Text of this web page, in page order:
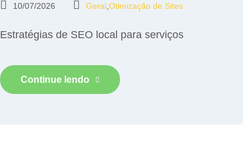
10/07/2026 Geral Otimização de Sites
Estratégias de SEO local para serviços
Continue lendo